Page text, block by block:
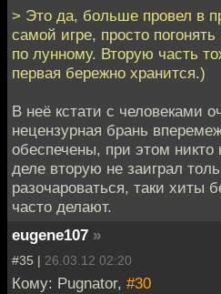
> Это да, больше провел в
самой игре, просто
по лунному. Вторую часть
первая бережно хранится.)
В неё кстати с человеками
нецензурная брань
обеспечены, при этом
деле вторую не заиграл
разочароваться, таки хиты
часто делают.
eugene107 »
#35 | 26.03.12 02:20
Кому: Pugnator, #30